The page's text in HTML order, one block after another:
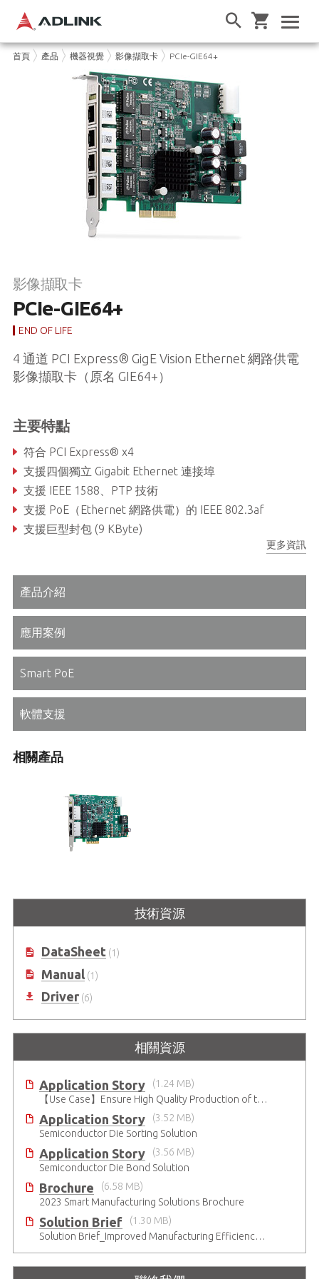
首頁 產品 機器視覺 影像擷取卡 PCIe-GIE64+
影像擷取卡
PCIe-GIE64+
END OF LIFE
4 通道 PCI Express® GigE Vision Ethernet 網路供電
影像擷取卡（原名 GIE64+）
主要特點
符合 PCI Express® x4
支援四個獨立 Gigabit Ethernet 連接埠
支援 IEEE 1588、PTP 技術
支援 PoE（Ethernet 網路供電）的 IEEE 802.3af
支援巨型封包 (9 KByte)
更多資訊
產品介紹
應用案例
Smart PoE
軟體支援
相關產品
2/4通道 PCI Express® GigE Vision
PoE+ 影像擷取卡 搭載PoE 電源管理
技術資源
DataSheet(1)
Manual(1)
Driver(6)
相關資源
Application Story
(1.24 MB)
【Use Case】Ensure High Quality Production of the EV Battery
Application Story
(3.52 MB)
Semiconductor Die Sorting Solution
Application Story
(3.56 MB)
Semiconductor Die Bond Solution
Brochure
(6.58 MB)
2023 Smart Manufacturing Solutions Brochure
Solution Brief
(1.30 MB)
Solution Brief_Improved Manufacturing Efficiency with High-Accuracy Automated Optical Inspection